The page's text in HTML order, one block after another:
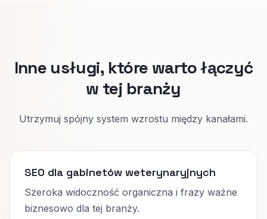
Inne usługi, które warto łączyć
w tej branży
Utrzymuj spójny system wzrostu między kanałami.
SEO dla gabinetów weterynaryjnych
Szeroka widoczność organiczna i frazy ważne
biznesowo dla tej branży.